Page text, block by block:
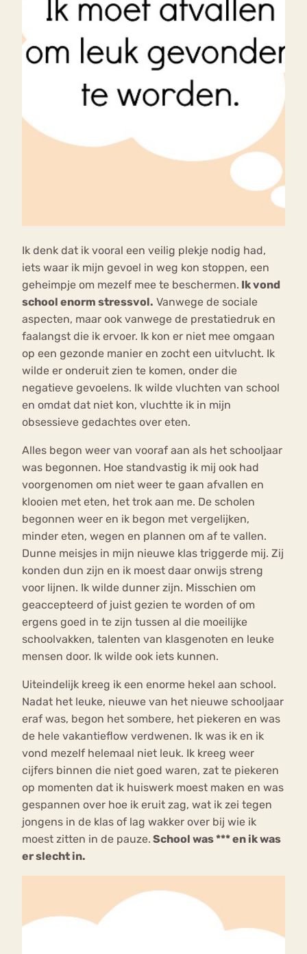
Ik denk dat ik vooral een veilig plekje nodig had,
iets waar ik mijn gevoel in weg kon stoppen, een
geheimpje om mezelf mee te beschermen. Ik vond
school enorm stressvol. Vanwege de sociale
aspecten, maar ook vanwege de prestatiedruk en
faalangst die ik ervoer. Ik kon er niet mee omgaan
op een gezonde manier en zocht een uitvlucht. Ik
wilde er onderuit zien te komen, onder die
negatieve gevoelens. Ik wilde vluchten van school
en omdat dat niet kon, vluchtte ik in mijn
obsessieve gedachtes over eten.
Alles begon weer van vooraf aan als het schooljaar
was begonnen. Hoe standvastig ik mij ook had
voorgenomen om niet weer te gaan afvallen en
klooien met eten, het trok aan me. De scholen
begonnen weer en ik begon met vergelijken,
minder eten, wegen en plannen om af te vallen.
Dunne meisjes in mijn nieuwe klas triggerde mij. Zij
konden dun zijn en ik moest daar onwijs streng
voor lijnen. Ik wilde dunner zijn. Misschien om
geaccepteerd of juist gezien te worden of om
ergens goed in te zijn tussen al die moeilijke
schoolvakken, talenten van klasgenoten en leuke
mensen door. Ik wilde ook iets kunnen.
Uiteindelijk kreeg ik een enorme hekel aan school.
Nadat het leuke, nieuwe van het nieuwe schooljaar
eraf was, begon het sombere, het piekeren en was
de hele vakantieflow verdwenen. Ik was ik en ik
vond mezelf helemaal niet leuk. Ik kreeg weer
cijfers binnen die niet goed waren, zat te piekeren
op momenten dat ik huiswerk moest maken en was
gespannen over hoe ik eruit zag, wat ik zei tegen
jongens in de klas of lag wakker over bij wie ik
moest zitten in de pauze. School was *** en ik was
er slecht in.